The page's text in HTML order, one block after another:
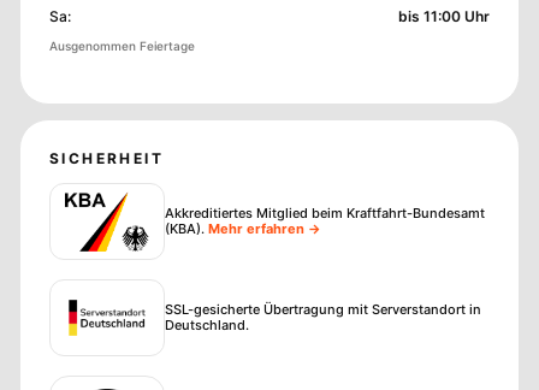
Sa: bis 11:00 Uhr
Ausgenommen Feiertage
SICHERHEIT
Akkreditiertes Mitglied beim Kraftfahrt-Bundesamt
(KBA). Mehr erfahren →
SSL-gesicherte Übertragung mit Serverstandort in
Deutschland.